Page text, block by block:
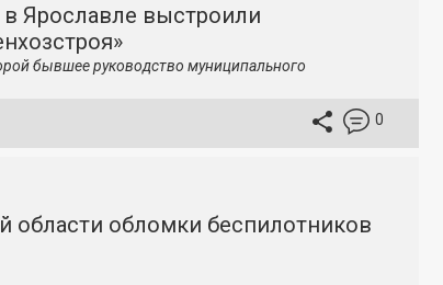
Ярославле выстроили
бывшее руководство муниципального
0
области обломки беспилотников